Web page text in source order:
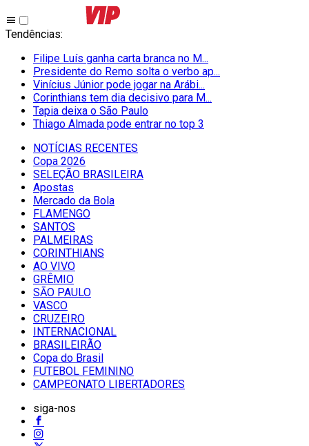
Tendências:
Filipe Luís ganha carta branca no M...
Presidente do Remo solta o verbo ap...
Vinícius Júnior pode jogar na Arábi...
Corinthians tem dia decisivo para M...
Tapia deixa o São Paulo
Thiago Almada pode entrar no top 3
NOTÍCIAS RECENTES
Copa 2026
SELEÇÃO BRASILEIRA
Apostas
Mercado da Bola
FLAMENGO
SANTOS
PALMEIRAS
CORINTHIANS
AO VIVO
GRÊMIO
SĀO PAULO
VASCO
CRUZEIRO
INTERNACIONAL
BRASILEIRÃO
Copa do Brasil
FUTEBOL FEMININO
CAMPEONATO LIBERTADORES
siga-nos